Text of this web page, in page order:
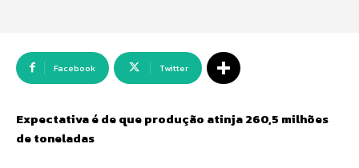
Facebook Twitter
Expectativa é de que produção atinja 260,5 milhões
de toneladas